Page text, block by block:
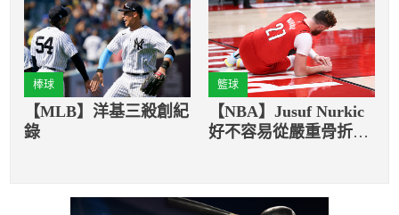
棒球
【MLB】洋基三殺創紀
錄
籃球
【NBA】Jusuf Nurkic
好不容易從嚴重骨折回